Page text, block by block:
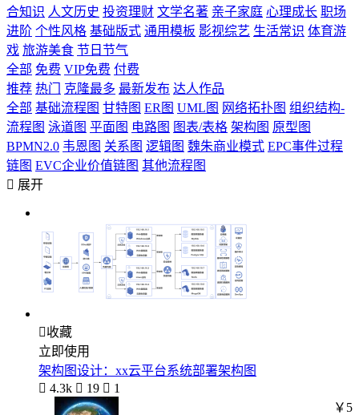
合知识 人文历史 投资理财 文学名著 亲子家庭 心理成长 职场
进阶 个性风格 基础版式 通用模板 影视综艺 生活常识 体育游
戏 旅游美食 节日节气
全部 免费 VIP免费 付费
推荐 热门 克隆最多 最新发布 达人作品
全部 基础流程图 甘特图 ER图 UML图 网络拓扑图 组织结构-
流程图 泳道图 平面图 电路图 图表/表格 架构图 原型图
BPMN2.0 韦恩图 关系图 逻辑图 魏朱商业模式 EPC事件过程
链图 EVC企业价值链图 其他流程图
 展开
收藏
立即使用
架构图设计：xx云平台系统部署架构图
 4.3k  19  1
￥5